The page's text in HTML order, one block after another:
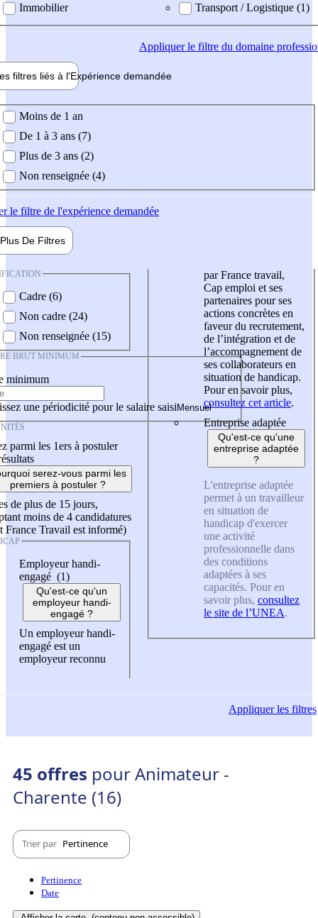
Immobilier
Transport / Logistique (1)
Appliquerle filtre du domaine
filtres liés à l'Expérience demandée
demandée
Moins de 1 an
De 1 à 3 ans (7)
Plus de 3 ans (2)
Non renseignée (4)
le filtre de l'expérience demandée
Plus De Filtres
Cadre (6)
Non cadre (24)
Non renseignée (15)
BRUT MINIMUM
minimum
une périodicité pour le salaire saisi
parmi les 1ers à postuler
serez-vous parmi les
premiers à postuler ?
de plus de 15 jours,
moins de 4 candidatures
France Travail est informé)
Employeur handi-
engagé (1)
Qu'est-ce qu'un
employeur handi-
engagé ?
Un employeur handi-
engagé est un
employeur reconnu
par France travail,
Cap emploi et ses
partenaires pour ses
actions concrètes en
faveur du recrutement,
de l’intégration et de
l’accompagnement de
ses collaborateurs en
situation de handicap.
Pour en savoir plus,
consultez cet article.
Entreprise adaptée
Qu'est-ce qu'une
entreprise adaptée
?
L'entreprise adaptée
permet à un travailleur
en situation de
handicap d'exercer
une activité
professionnelle dans
des conditions
adaptées à ses
capacités. Pour en
savoir plus, consultez
le site de l’UNEA.
Appliquerles filtres
45 offres pour Animateur -
Charente (16)
Trier par Pertinence
Pertinence
Date